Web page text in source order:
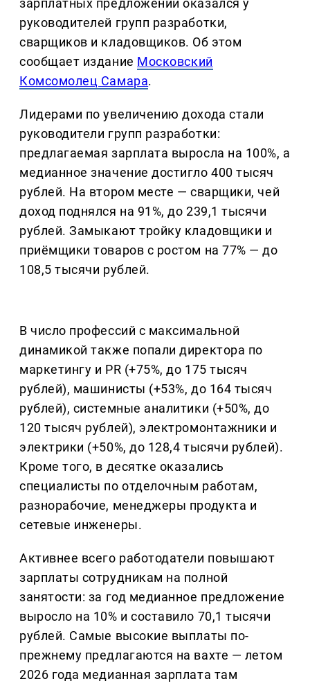
зарплатных предложений оказался у
руководителей групп разработки,
сварщиков и кладовщиков. Об этом
сообщает издание Московский
Комсомолец Самара.
Лидерами по увеличению дохода стали
руководители групп разработки:
предлагаемая зарплата выросла на 100%, а
медианное значение достигло 400 тысяч
рублей. На втором месте — сварщики, чей
доход поднялся на 91%, до 239,1 тысячи
рублей. Замыкают тройку кладовщики и
приёмщики товаров с ростом на 77% — до
108,5 тысячи рублей.
В число профессий с максимальной
динамикой также попали директора по
маркетингу и PR (+75%, до 175 тысяч
рублей), машинисты (+53%, до 164 тысяч
рублей), системные аналитики (+50%, до
120 тысяч рублей), электромонтажники и
электрики (+50%, до 128,4 тысячи рублей).
Кроме того, в десятке оказались
специалисты по отделочным работам,
разнорабочие, менеджеры продукта и
сетевые инженеры.
Активнее всего работодатели повышают
зарплаты сотрудникам на полной
занятости: за год медианное предложение
выросло на 10% и составило 70,1 тысячи
рублей. Самые высокие выплаты по-
прежнему предлагаются на вахте — летом
2026 года медианная зарплата там